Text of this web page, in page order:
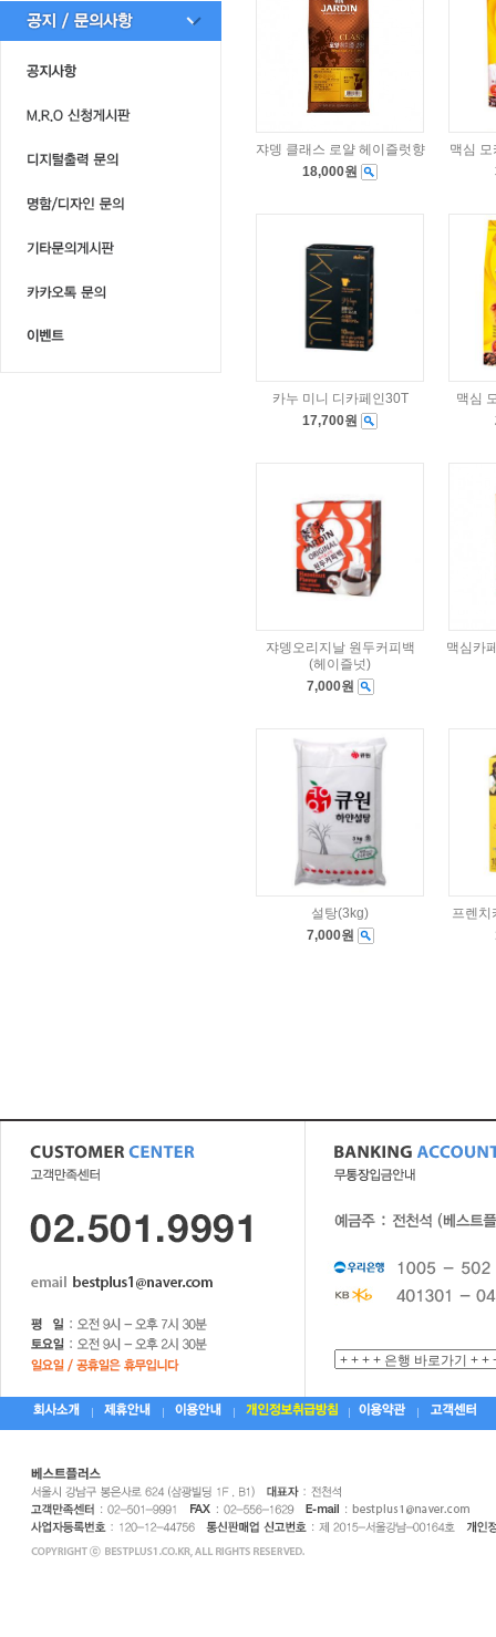
쟈뎅 클래스 로얄 헤이즐럿향
18,000원
맥심
카누 미니 디카페인30T
17,700원
맥심
쟈뎅오리지날 원두커피백
(헤이즐넛)
7,000원
맥심카
설탕(3kg)
7,000원
프렌치